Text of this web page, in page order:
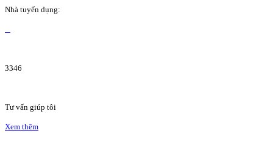
Nhà tuyển dụng:
3346
Tư vấn giúp tôi
Xem thêm